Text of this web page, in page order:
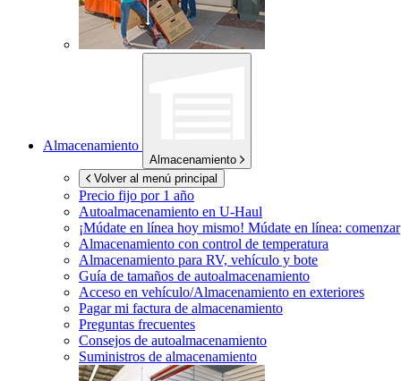
Almacenamiento
Almacenamiento
Volver al menú principal
Precio fijo por 1 año
Autoalmacenamiento en U-Haul
¡Múdate en línea hoy mismo! Múdate en línea: comenzar
Almacenamiento con control de temperatura
Almacenamiento para RV, vehículo y bote
Guía de tamaños de autoalmacenamiento
Acceso en vehículo/Almacenamiento en exteriores
Pagar mi factura de almacenamiento
Preguntas frecuentes
Consejos de autoalmacenamiento
Suministros de almacenamiento